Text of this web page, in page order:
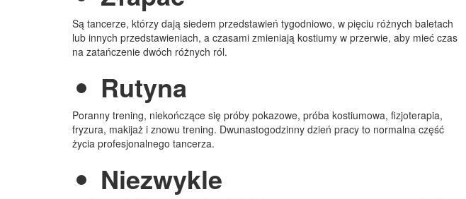
Są tancerze, którzy dają siedem przedstawień tygodniowo, w pięciu różnych baletach
lub innych przedstawieniach, a czasami zmieniają kostiumy w przerwie, aby mieć czas
na zatańczenie dwóch różnych ról.
Rutyna
Poranny trening, niekończące się próby pokazowe, próba kostiumowa, fizjoterapia,
fryzura, makijaż i znowu trening. Dwunastogodzinny dzień pracy to normalna część
życia profesjonalnego tancerza.
Niezwykle